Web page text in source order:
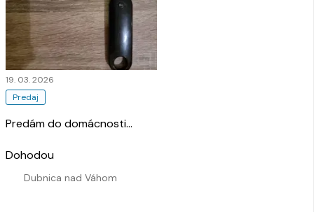
Predaj
19. 03. 2026
Predám do domácnosti…
Dubnica nad Váhom
Dohodou